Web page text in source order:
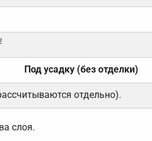
Под усадку (без отделки)
отдельно).
слоя.